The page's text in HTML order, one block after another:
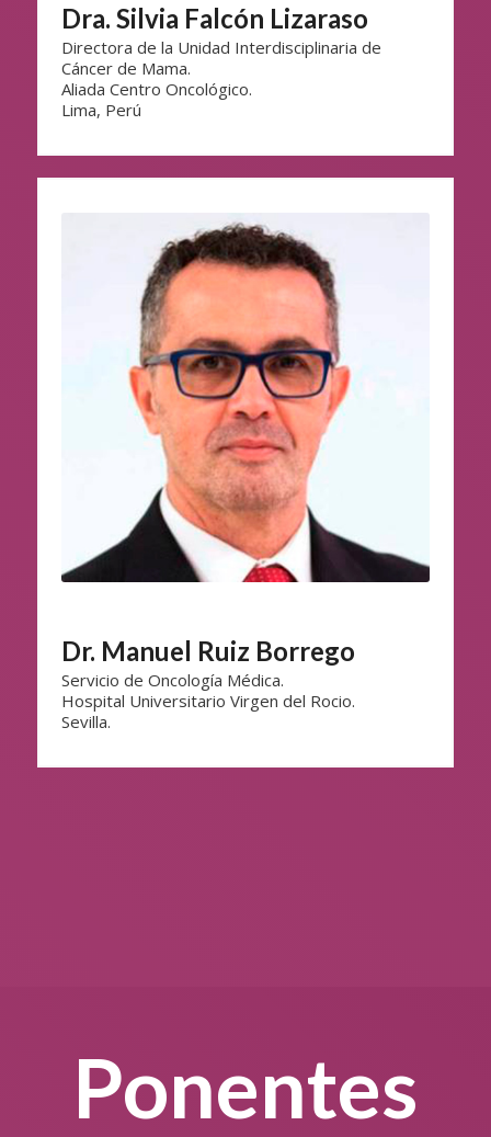
Dra. Silvia Falcón Lizaraso
Directora de la Unidad Interdisciplinaria de
Cáncer de Mama.
Aliada Centro Oncológico.
Lima, Perú
Dr. Manuel Ruiz Borrego
Servicio de Oncología Médica.
Hospital Universitario Virgen del Rocio.
Sevilla.
Ponentes